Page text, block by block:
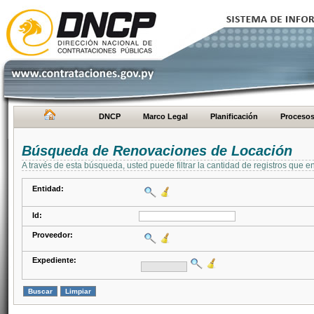
DNCP Marco Legal Planificación Procesos
Búsqueda de Renovaciones de Locación
A través de esta búsqueda, usted puede filtrar la cantidad de registros que
Entidad:
Id:
Proveedor:
Expediente: